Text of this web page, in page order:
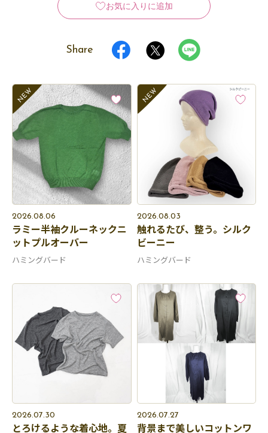
お気に入りに追加
Share
2026.08.06
ラミー半袖クルーネックニ
ットプルオーバー
ハミングバード
2026.08.03
触れるたび、整う。シルク
ビーニー
ハミングバード
2026.07.30
とろけるような着心地。夏
2026.07.27
背景まで美しいコットンワ